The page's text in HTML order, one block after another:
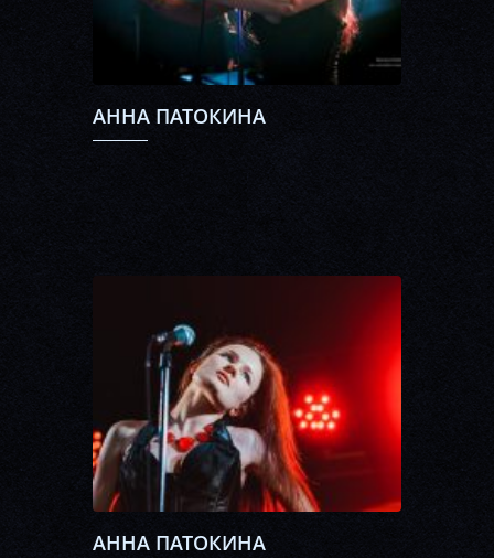
АННА ПАТОКИНА
АННА ПАТОКИНА